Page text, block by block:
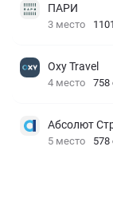
ПАРИ
3 место
Oxy Travel
4 место 758
Абсолют
5 место 578